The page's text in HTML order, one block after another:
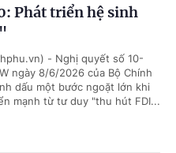
Phát triển hệ sinh
- Nghị quyết số 10-
ngày 8/6/2026 của Bộ Chính
dấu một bước ngoặt lớn khi
mạnh từ tư duy "thu hút FDI...